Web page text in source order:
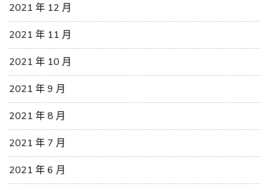
2021 年 12 月
2021 年 11 月
2021 年 10 月
2021 年 9 月
2021 年 8 月
2021 年 7 月
2021 年 6 月